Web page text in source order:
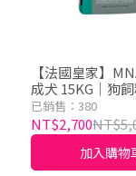
【法國皇家】
成犬 15KG｜狗
成犬
已銷售：380
NT$2,700
加入購物